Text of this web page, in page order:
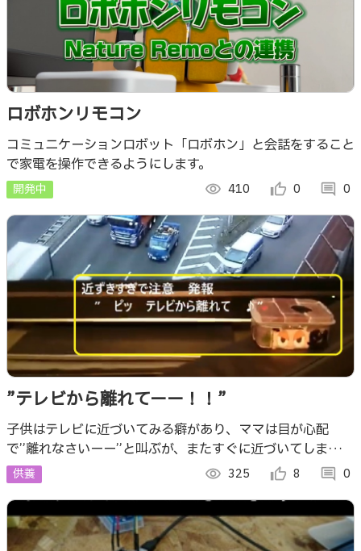
ロボホンリモコン
コミュニケーションロボット「ロボホン」と会話をすること
で家電を操作できるようにします。
開発中 visibility 410 thumb_up_alt 0 comment 0
”テレビから離れてーー！！”
子供はテレビに近づいてみる癖があり、ママは目が心配
で”離れなさいーー”と叫ぶが、またすぐに近づいてしまう。
このBOXはママの代わりに注意してくれ、あまり近ずくと
OFFしてしまい忙しいママは安心。
供養 visibility 325 thumb_up_alt 8 comment 0